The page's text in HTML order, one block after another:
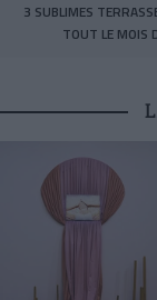
3 SUBLIMES
TOUT LE MOIS